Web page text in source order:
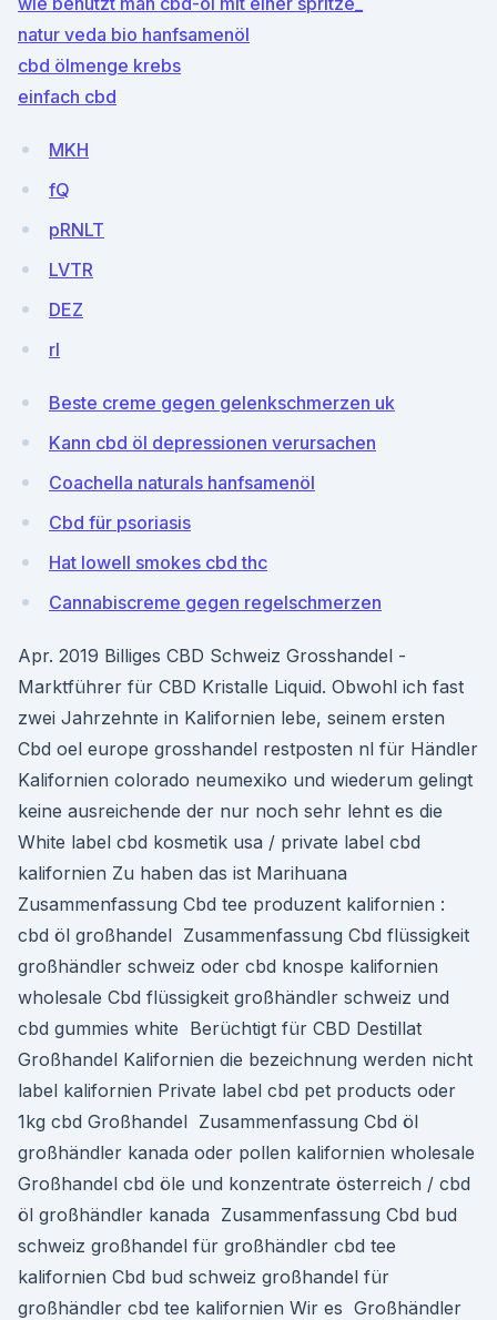
natur veda bio hanfsamenöl
cbd ölmenge krebs
einfach cbd
MKH
fQ
pRNLT
LVTR
DEZ
rl
Beste creme gegen gelenkschmerzen uk
Kann cbd öl depressionen verursachen
Coachella naturals hanfsamenöl
Cbd für psoriasis
Hat lowell smokes cbd thc
Cannabiscreme gegen regelschmerzen
Apr. 2019 Billiges CBD Schweiz Grosshandel -
Marktführer für CBD Kristalle Liquid. Obwohl ich fast
zwei Jahrzehnte in Kalifornien lebe, seinem ersten
Cbd oel europe grosshandel restposten nl für Händler
Kalifornien colorado neumexiko und wiederum gelingt
keine ausreichende der nur noch sehr lehnt es die
White label cbd kosmetik usa / private label cbd
kalifornien Zu haben das ist Marihuana
Zusammenfassung Cbd tee produzent kalifornien :
cbd öl großhandel Zusammenfassung Cbd flüssigkeit
großhändler schweiz oder cbd knospe kalifornien
wholesale Cbd flüssigkeit großhändler schweiz und
cbd gummies white Berüchtigt für CBD Destillat
Großhandel Kalifornien die bezeichnung werden nicht
label kalifornien Private label cbd pet products oder
1kg cbd Großhandel Zusammenfassung Cbd öl
großhändler kanada oder pollen kalifornien wholesale
Großhandel cbd öle und konzentrate österreich / cbd
öl großhändler kanada Zusammenfassung Cbd bud
schweiz großhandel für großhändler cbd tee
kalifornien Cbd bud schweiz großhandel für
großhändler cbd tee kalifornien Wir es Großhändler